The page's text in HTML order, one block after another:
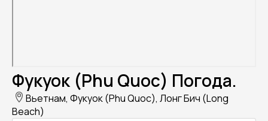
Фукуок (Phu Quoc) Погода.
Вьетнам, Фукуок (Phu Quoc), Лонг Бич (Long
Beach)